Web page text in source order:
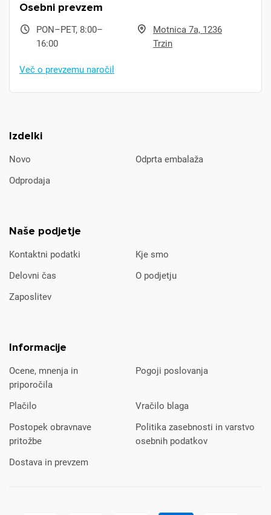
Izdelki
Novo
Odprta embalaža
Odprodaja
Naše podjetje
Kontaktni podatki
Kje smo
Delovni čas
O podjetju
Zaposlitev
Informacije
Ocene, mnenja in
priporočila
Pogoji poslovanja
Plačilo
Vračilo blaga
Postopek obravnave
pritožbe
Politika zasebnosti in varstvo
osebnih podatkov
Dostava in prevzem
Osebni prevzem
PON–PET, 8:00–
16:00
Motnica 7a, 1236
Trzin
Več o prevzemu naročil